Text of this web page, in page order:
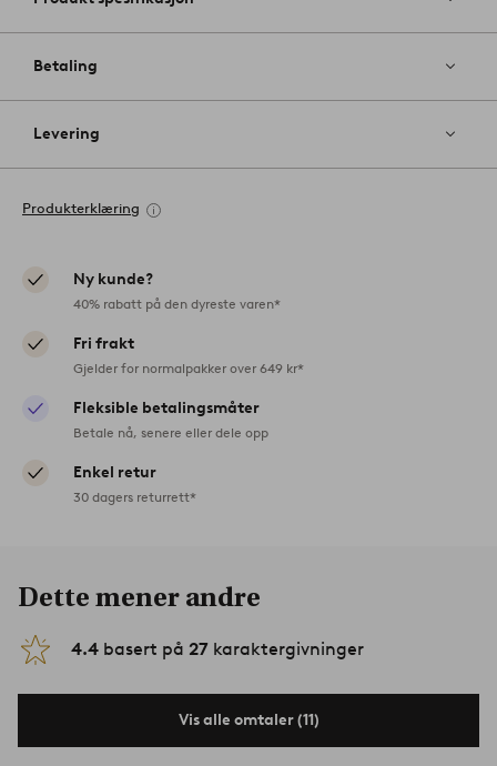
Betaling
Levering
Produkterklæring
Ny kunde?
40% rabatt på den dyreste varen*
Fri frakt
Gjelder for normalpakker over 649 kr*
Fleksible betalingsmåter
Betale nå, senere eller dele opp
Enkel retur
30 dagers returrett*
Dette mener andre
4.4 basert på 27 karaktergivninger
Vis alle omtaler (11)